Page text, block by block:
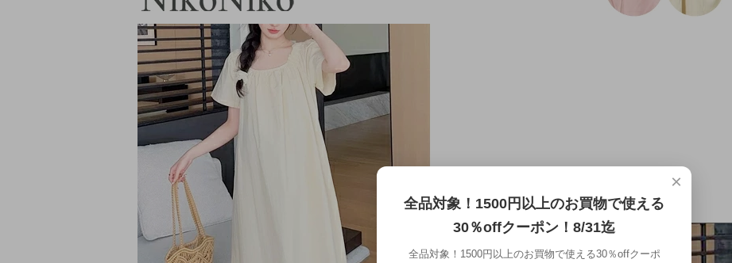
×
全品対象！1500円以上のお買物で使える
30％offクーポン！8/31迄
全品対象！1500円以上のお買物で使える30％offクーポ